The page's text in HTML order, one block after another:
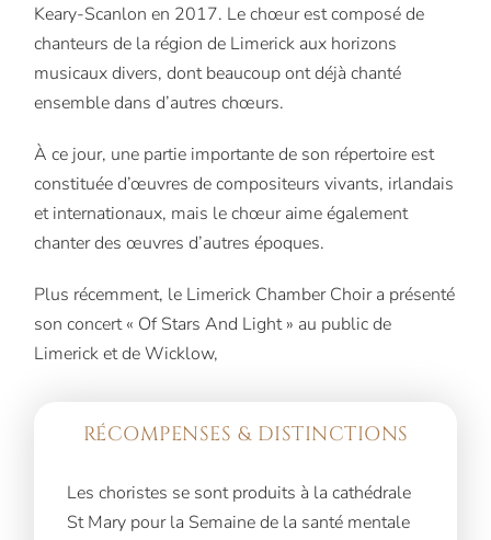
Keary-Scanlon en 2017. Le chœur est composé de
chanteurs de la région de Limerick aux horizons
musicaux divers, dont beaucoup ont déjà chanté
ensemble dans d’autres chœurs.
À ce jour, une partie importante de son répertoire est
constituée d’œuvres de compositeurs vivants, irlandais
et internationaux, mais le chœur aime également
chanter des œuvres d’autres époques.
Plus récemment, le Limerick Chamber Choir a présenté
son concert « Of Stars And Light » au public de
Limerick et de Wicklow,
RÉCOMPENSES & DISTINCTIONS
Les choristes se sont produits à la cathédrale
St Mary pour la Semaine de la santé mentale